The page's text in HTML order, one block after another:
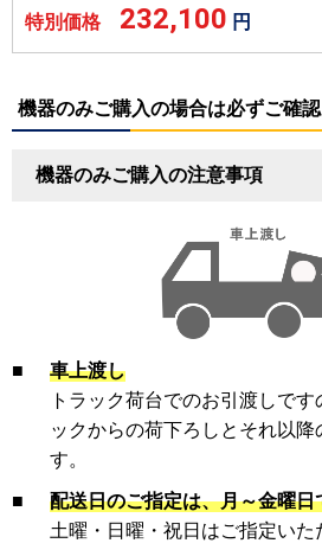
特別価格 232,100 円
機器のみご購入の場合は必ずご確
機器のみご購入の注意事項
■
車上渡し
トラック荷台でのお引渡しで
ックからの荷下ろしとそれ以降
す。
■
配送日のご指定は、月～金曜日
土曜・日曜・祝日はご指定いた